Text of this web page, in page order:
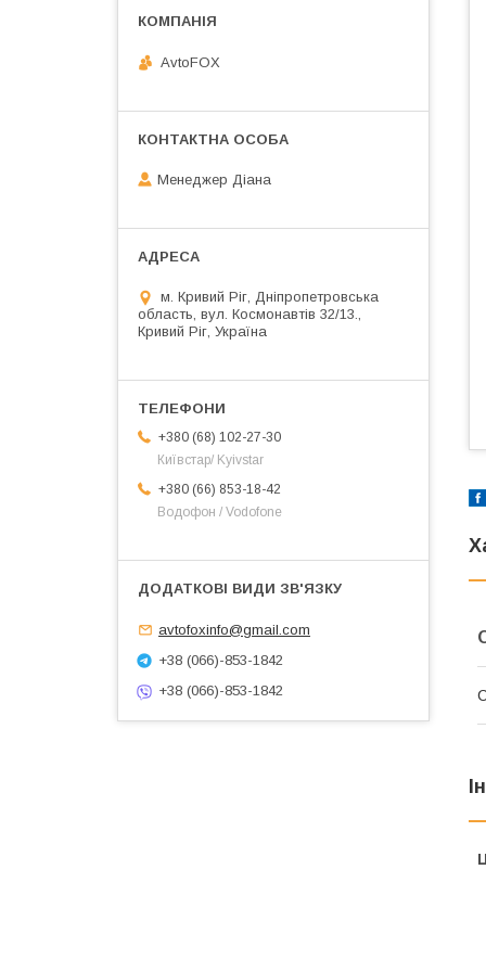
AvtoFOX
Менеджер Діана
м. Кривий Ріг, Дніпропетровська
область, вул. Космонавтів 32/13.,
Кривий Ріг, Україна
+380 (68) 102-27-30
Київстар/ Kyivstar
+380 (66) 853-18-42
Водофон / Vodofone
avtofoxinfo@gmail.com
+38 (066)-853-1842
+38 (066)-853-1842